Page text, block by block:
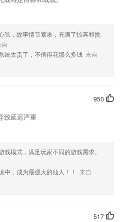
弦，故事情节紧凑，充满了惊喜和挑
统太贵了，不值得花那么多钱 来自
950
致延迟严重
戏模式，满足玩家不同的游戏需求。
中，成为最强大的仙人！！
来自
517